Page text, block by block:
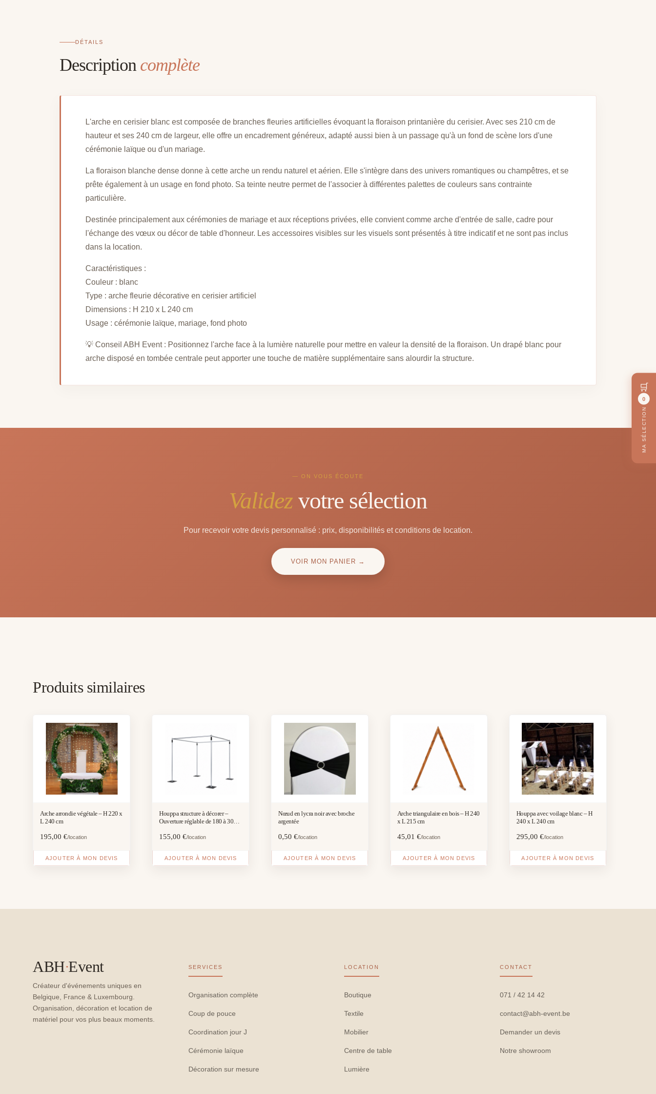
DÉTAILS
Description complète
L'arche en cerisier blanc est composée de branches fleuries artificielles évoquant la floraison printanière du cerisier. Avec ses 210 cm de
hauteur et ses 240 cm de largeur, elle offre un encadrement généreux, adapté aussi bien à un passage qu'à un fond de scène lors d'une
cérémonie laïque ou d'un mariage.
La floraison blanche dense donne à cette arche un rendu naturel et aérien. Elle s'intègre dans des univers romantiques ou champêtres, et se
prête également à un usage en fond photo. Sa teinte neutre permet de l'associer à différentes palettes de couleurs sans contrainte
particulière.
Destinée principalement aux cérémonies de mariage et aux réceptions privées, elle convient comme arche d'entrée de salle, cadre pour
l'échange des vœux ou décor de table d'honneur. Les accessoires visibles sur les visuels sont présentés à titre indicatif et ne sont pas inclus
dans la location.
Caractéristiques :
Couleur : blanc
Type : arche fleurie décorative en cerisier artificiel
Dimensions : H 210 x L 240 cm
Usage : cérémonie laïque, mariage, fond photo
💡 Conseil ABH Event : Positionnez l'arche face à la lumière naturelle pour mettre en valeur la densité de la floraison. Un drapé blanc pour
arche disposé en tombée centrale peut apporter une touche de matière supplémentaire sans alourdir la structure.
— ON VOUS ÉCOUTE
Validez votre sélection
Pour recevoir votre devis personnalisé : prix, disponibilités et conditions de location.
VOIR MON PANIER →
Produits similaires
Arche arrondie végétale – H 220 x
L 240 cm
195,00€/location
AJOUTER À MON DEVIS
Houppa structure à décorer –
Ouverture réglable de 180 à 300
155,00€/location
AJOUTER À MON DEVIS
Nœud en lycra noir avec broche
argentée
0,50€/location
AJOUTER À MON DEVIS
Arche triangulaire en bois – H 240
x L 215 cm
45,01 €/location
AJOUTER À MON DEVIS
Houppa avec voilage blanc – H
240 x L 240 cm
295,00 €/location
AJOUTER À MON DEVIS
ABH·Event
Créateur d'événements uniques en
Belgique, France & Luxembourg.
Organisation, décoration et location de
matériel pour vos plus beaux moments.
SERVICES
Organisation complète
Coup de pouce
Coordination jour J
Cérémonie laïque
Décoration sur mesure
LOCATION
Boutique
Textile
Mobilier
Centre de table
Lumière
CONTACT
071 / 42 14 42
contact@abh-event.be
Demander un devis
Notre showroom
🛒
0
MA SÉLECTION